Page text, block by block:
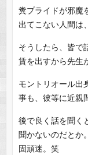
糞プライドが邪魔
出てこない人間は
そうしたら、皆で
賃を出すから先生
モントリオール出
事も、彼等に近親
後で良く話を聞く
聞かないのだと
固頑迷。笑